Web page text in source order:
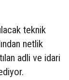
teknik
netlik
adli ve idari